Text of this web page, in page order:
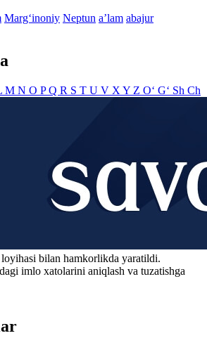
Marg‘inoniy Neptun aʼlam abajur
M N O PQ R S T U V X Y Z O‘ G‘ Sh Ch
loyihasi bilan hamkorlikda yaratildi.
imlo xatolarini aniqlash va tuzatishga